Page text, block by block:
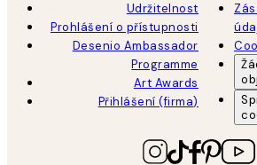
Udržitelnost
Prohlášení o přístupnosti
Desenio Ambassador
Programme
Art Awards
Přihlášení (firma)